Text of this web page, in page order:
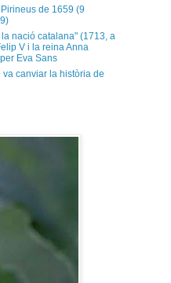
de 1659 (9
nació catalana" (1713, a
V i la reina Anna
Eva Sans
va canviar la història de